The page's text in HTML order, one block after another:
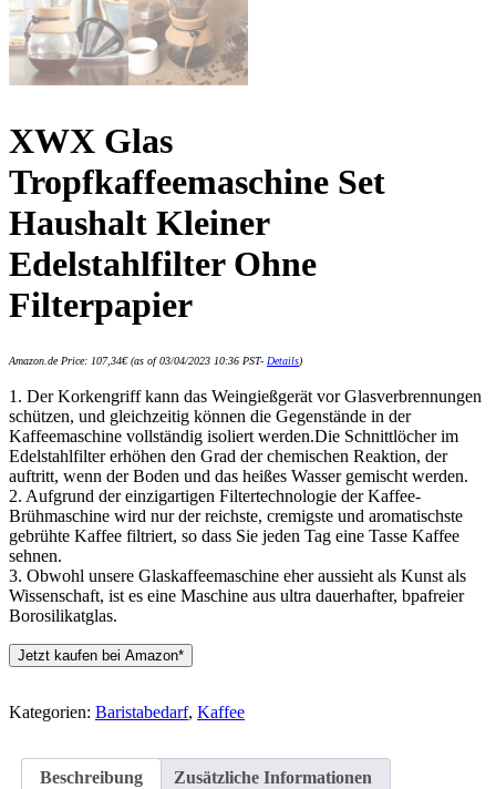
XWX Glas
Tropfkaffeemaschine Set
Haushalt Kleiner
Edelstahlfilter Ohne
Filterpapier
Amazon.de Price: 107,34€(as of 03/04/2023 10:36 PST- Details)
1. Der Korkengriff kann das Weingießgerät vor Glasverbrennungen
schützen, und gleichzeitig können die Gegenstände in der
Kaffeemaschine vollständig isoliert werden.Die Schnittlöcher im
Edelstahlfilter erhöhen den Grad der chemischen Reaktion, der
auftritt, wenn der Boden und das heißes Wasser gemischt werden.
2. Aufgrund der einzigartigen Filtertechnologie der Kaffee-
Brühmaschine wird nur der reichste, cremigste und aromatischste
gebrühte Kaffee filtriert, so dass Sie jeden Tag eine Tasse Kaffee
sehnen.
3. Obwohl unsere Glaskaffeemaschine eher aussieht als Kunst als
Wissenschaft, ist es eine Maschine aus ultra dauerhafter, bpafreier
Borosilikatglas.
Jetzt kaufen bei Amazon*
Kategorien: Baristabedarf, Kaffee
Beschreibung Zusätzliche Informationen